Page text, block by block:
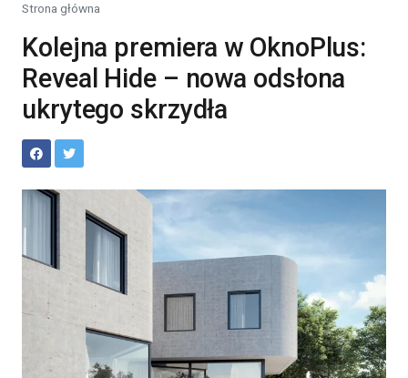
Strona główna
Kolejna premiera w OknoPlus:
Reveal Hide – nowa odsłona
ukrytego skrzydła